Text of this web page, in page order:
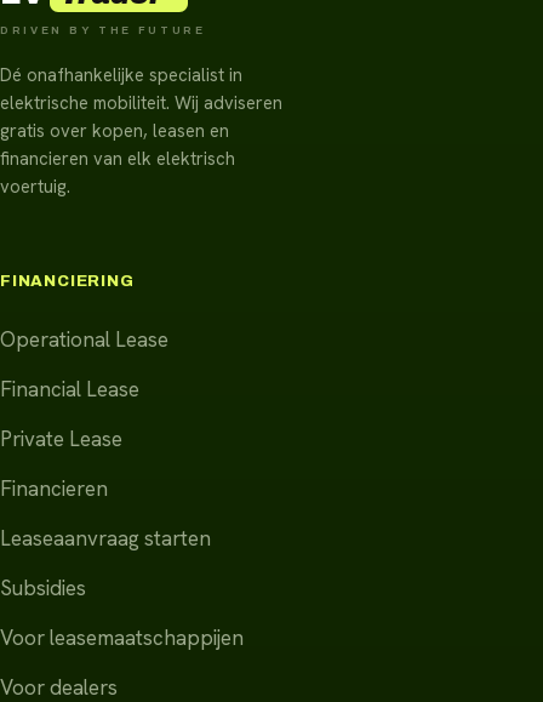
DRIVEN BY THE FUTURE
Dé onafhankelijke specialist in
elektrische mobiliteit. Wij adviseren
gratis over kopen, leasen en
financieren van elk elektrisch
voertuig.
FINANCIERING
Operational Lease
Financial Lease
Private Lease
Financieren
Leaseaanvraag starten
Subsidies
Voor leasemaatschappijen
Voor dealers